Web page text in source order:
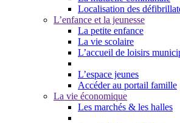
Localisation des
L’enfance et la jeunesse
La petite enfance
La vie scolaire
L’accueil de loisirs
L’espace jeunes
Accéder au portail famille
La vie économique
Les marchés & les halles